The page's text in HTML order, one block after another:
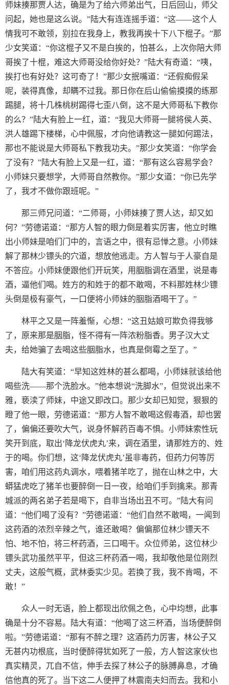
师妹揍那贾人达，确是为了给六师弟出气，日后回山，师父
问起，她也是这么说。”陆大有连连摇手道：“这——这个人
情我可不敢领，别拉在我身上，教我再挨十下八下棍子。”那
少女笑道：“你这棍子又不是白挨的，怕甚么，上次你陪大师
哥挨了十棍，难这大师哥没给你好处？”陆大有奇道：“咦，
挨打也有好处？这可奇了！”那少女抿嘴道：“还假痴假呆
呢，装得真像，却瞒不过我。那日你在后山偷偷摸摸的练那
踢腿，将十几株桃树踢得七歪八倒，这不是大师哥私下教你
的么？”陆大有脸上一红，道：“我见大师哥一腿将侯人英、
洪人雄踢下楼梯，心中佩服，才向他请教这一腿如何踢法，
那也不能说是大师哥私下教我功夫。”那少女笑道：“你学会
了没有？”陆大有脸上又是一红，道：“那有这么容易学会？
小师妹只要想学，大师哥自然教你。”那少女道：“你已先学
了，我才不做你跟班呢。”
那三师兄问道：“二师哥，小师妹揍了贾人达，却又如
何？”劳德诺道：“那方人智的眼力倒是着实厉害，他立时瞧
出小师妹是咱们门中的，言语之中，很有忌惮之意。小师妹
解了那林少镖头的穴道，想放他逃走。方人智与于人豪自是
不答应。小师妹便跟他们开玩笑，用胭脂调在酒里，说是毒
酒，逼他们喝。姓方的和姓于的都不敢喝，不料那姓林少镖
头倒是极有豪气，一口便将小师妹的胭脂酒喝干了。”
林平之又是一阵羞惭，心想：“这丑姑娘可欺负得我够
了，原来那是胭脂，怪不得有一阵浓粉脂香。男子汉大丈
夫，给她骗了去喝这些胭脂水，也真是倒霉之至了。”
陆大有笑道：“早知这姓林的甚么都喝，小师妹就该给他
喝些洗——那个洗脸水。”他本想说“洗脚水”，但觉说出来不
雅，亵渎了师妹，中途又即改口。那少女却已知觉，狠狠的
瞪了他一眼，劳德诺道：“那方人智不敢喝这假毒酒，却也罢
了，偏偏还要吹大气，说身怀解药百毒不惧。小师妹索性玩
笑开到底，取出‘降龙伏虎丸’来，调在酒里，请那姓方的、姓
于的喝。你们想，这‘降龙伏虎丸’虽非毒药，但药力何等厉
害，咱们用这药丸调水，喂着猪羊吃了，抛在山林之中，大
蟒猛虎吃了猪羊也要醉倒一日一夜，给咱们手到擒来。那青
城派的两名弟子若是喝下，自非当场出丑不可。”陆大有问
道：“他们喝了没有？”劳德诺道：“他们自然不敢喝，一闻到
这药酒的浓烈辛辣之气，谁还敢喝？偏偏那位林少镖天不
怕、地不怕，将三杯药酒，三口喝干。众位师弟，这位林少
镖头武功虽然平平，但这三杯药酒一喝，我却敬他是位刚烈
丈夫，这般气概，武林委实少见。若换了我，我不肯喝，不
敢！”
众人一时无语，脸上都现出欣佩之色，心中均想，此事
确是十分不容易。陆大有道：“他喝了这三杯酒，当场便醉倒
啦。”劳德诺道：“那有不醉之理？这酒药力厉害，林公子又
无甚内功根底，当时便醉得犹如死了一般，方人智这家伙也
真实精灵，兀自不信，伸手去探了林公子的脉膊鼻息，才确
信他真的死了。当下这二人便押了林震南夫妇而去。我和小